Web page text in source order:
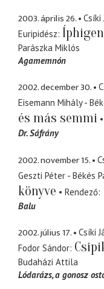
2003. április 26.
Csíki
Euripidész
Parászka Miklós
Agamemnón
2002. december 30.
Eisemann Mihály -
és más semmi
Dr. Sáfrány
2002. november 15.
Geszti Péter - Békés
könyve
Rendező
Balu
2002. július 17.
Csíki
Fodor Sándor
Budaházi Attila
Lódarázs a gonosz